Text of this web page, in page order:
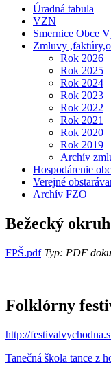
Úradná tabula
VZN
Smernice Obce
Zmluvy
Rok 2026
Rok 2025
Rok 2024
Rok 2023
Rok 2022
Rok 2021
Rok 2020
Rok 2019
Archív
Hospodárenie
Verejné
Archív FZO
Bežecký okruh
FPŠ.pdfTyp: PDF
Folklórny
http://
Tanečná škola tance z